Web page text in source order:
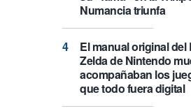
Numancia triunfa
El manual original del
Zelda de Nintendo
acompañaban los
que todo fuera digital